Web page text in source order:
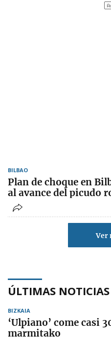
BILBAO
Plan de choque en
al avance del picudo
Ver
ÚLTIMAS NOTICIAS
BIZKAIA
‘Ulpiano’ come casi
marmitako